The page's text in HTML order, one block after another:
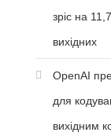
зріс на
вихідних
OpenAI
для
вихідним